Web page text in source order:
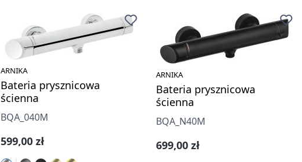
ARNIKA
Bateria prysznicowa
ścienna
BQA_040M
Cena regularna:
599,00 zł
ARNIKA
Bateria prysznicowa
ścienna
BQA_N40M
Cena regularna:
699,00 zł